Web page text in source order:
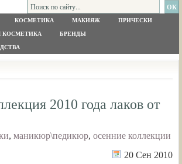
КОСМЕТИКА МАКИЯЖ ПРИЧЕСКИ
КОСМЕТИКА БРЕНДЫ
2010 года лаков от
, маникюр\педикюр, осенние коллекции
20 Сен 2010